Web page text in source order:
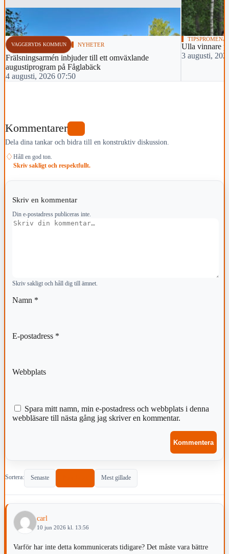
VAGGERYDS KOMMUN NYHETER
Frälsningsarmén inbjuder till ett omväxlande
augustiprogram på Fåglabäck
4 augusti, 2026 07:50
Ulla vinnare
3 augusti,
Kommentarer
Dela dina tankar och bidra till en konstruktiv diskussion.
♢ Håll en god ton.
Skriv sakligt och respektfullt.
Skriv en kommentar
Din e-postadress publiceras inte.
Kommentar
Skriv sakligt och håll dig till ämnet.
Namn *
E-postadress *
Webbplats
Spara mitt namn, min e-postadress och webbplats i denna
webbläsare till nästa gång jag skriver en kommentar.
Sortera: Senaste Mest gillade
carl
10 jun 2026 kl. 13:56
Varför har inte detta kommunicerats tidigare? Det måste vara bättre